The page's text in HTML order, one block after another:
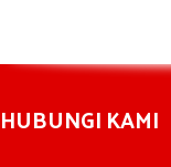
HUBUNGI KAMI